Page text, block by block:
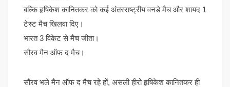
बल्कि हृषिकेश कानितकर को कई अंतरराष्ट्रीय वनडे मैच और शायद 1
टेस्ट मैच खिलवा दिए।
भारत 3 विकेट से मैच जीता।
सौरव मैन ऑफ द मैच।
सौरव भले मैन ऑफ द मैच रहे हों, असली हीरो हृषिकेश कानितकर ही